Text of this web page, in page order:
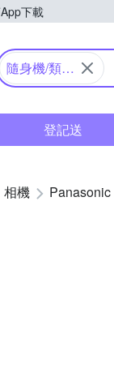
App下載
購物中心
隨身機/類單
登記送
相機 Panasonic